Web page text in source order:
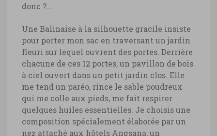
donc ?…
Une Balinaise à la silhouette gracile insiste
pour porter mon sac en traversant un jardin
fleuri sur lequel ouvrent des portes. Derrière
chacune de ces 12 portes, un pavillon de bois
à ciel ouvert dans un petit jardin clos. Elle
me tend un paréo, rince le sable poudreux
qui me colle aux pieds, me fait respirer
quelques huiles essentielles. Je choisis une
composition spécialement élaborée par un
nez attaché aux hôtels Angsana, un